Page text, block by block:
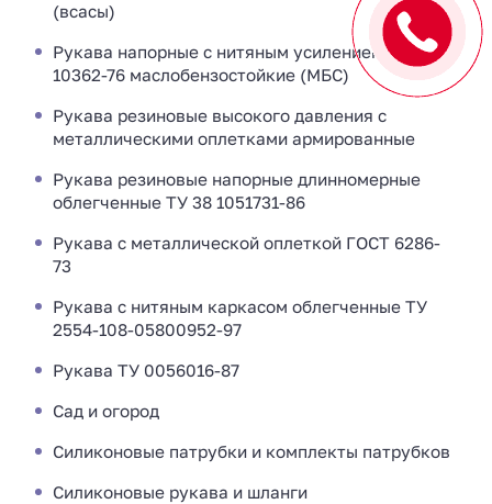
(всасы)
Рукава напорные с нитяным усилением ГОСТ
10362-76 маслобензостойкие (МБС)
Рукава резиновые высокого давления с
металлическими оплетками армированные
Рукава резиновые напорные длинномерные
облегченные ТУ 38 1051731-86
Рукава с металлической оплеткой ГОСТ 6286-
73
Рукава с нитяным каркасом облегченные ТУ
2554-108-05800952-97
Рукава ТУ 0056016-87
Сад и огород
Силиконовые патрубки и комплекты патрубков
Силиконовые рукава и шланги